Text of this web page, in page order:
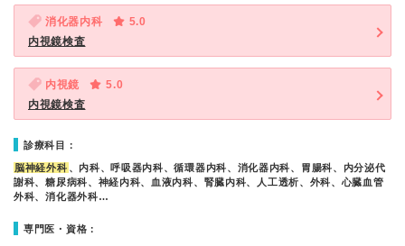
消化器内科
5.0
内視鏡検査
内視鏡
5.0
内視鏡検査
診療科目：
脳神経外科 、内科、呼吸器内科、循環器内科、消化器内科、胃腸科、内分泌代
謝科、糖尿病科、神経内科、血液内科、腎臓内科、人工透析、外科、心臓血管
外科、消化器外科…
専門医・資格：